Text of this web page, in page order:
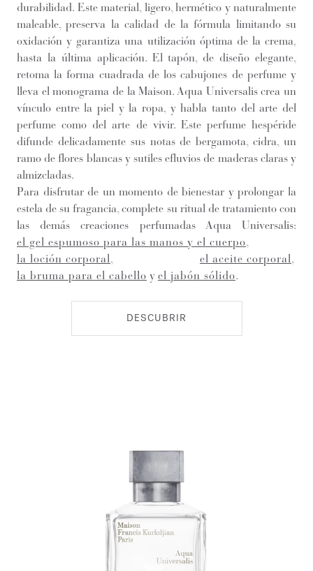
durabilidad. Este material, ligero, hermético y naturalmente
maleable, preserva la calidad de la fórmula limitando su
oxidación y garantiza una utilización óptima de la crema,
hasta la última aplicación. El tapón, de diseño elegante,
retoma la forma cuadrada de los cabujones de perfume y
lleva el monograma de la Maison. Aqua Universalis crea un
vínculo entre la piel y la ropa, y habla tanto del arte del
perfume como del arte de vivir. Este perfume hespéride
difunde delicadamente sus notas de bergamota, cidra, un
ramo de flores blancas y sutiles efluvios de maderas claras y
almizcladas.
Para disfrutar de un momento de bienestar y prolongar la
estela de su fragancia, complete su ritual de tratamiento con
las demás creaciones perfumadas Aqua Universalis:
el gel espumoso para las manos y el cuerpo,
la loción corporal, el aceite corporal,
la bruma para el cabello y el jabón sólido.
DESCUBRIR